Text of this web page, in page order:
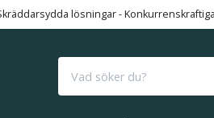
lösningar -